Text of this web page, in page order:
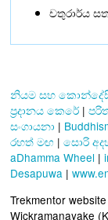
චතුරාර්ය
නියම සහ
ප්‍රදානය කෙරේ |
සංගායනා |
රහත් මඟ | සොරි
aDhamma Wheel |
Desapuwa |
Trekmentor
Wickramanayake